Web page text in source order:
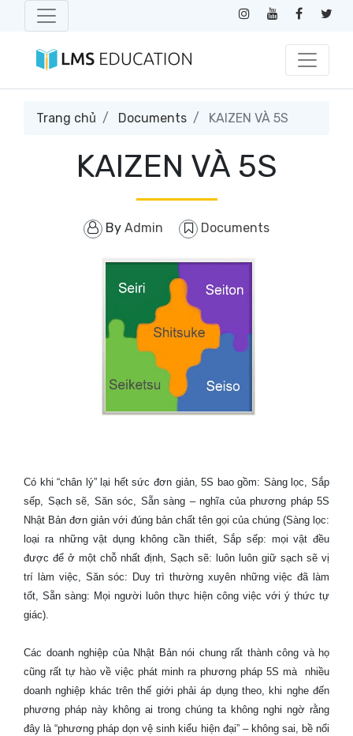
Trang chủ Documents KAIZEN VÀ 5S
KAIZEN VÀ 5S
By Admin Documents
Có khi “chân lý” lại hết sức đơn giản, 5S bao gồm: Sàng lọc, Sắp
sếp, Sạch sẽ, Săn sóc, Sẵn sàng – nghĩa của phương pháp 5S
Nhật Bản đơn giản với đúng bản chất tên gọi của chúng (Sàng lọc:
loại ra những vật dụng không cần thiết, Sắp sếp: mọi vật đều
được để ở một chỗ nhất định, Sạch sẽ: luôn luôn giữ sạch sẽ vị
trí làm việc, Săn sóc: Duy trì thường xuyên những việc đã làm
tốt, Sẵn sàng: Mọi người luôn thực hiện công việc với ý thức tự
giác).
Các doanh nghiệp của Nhật Bản nói chung rất thành công và họ
cũng rất tự hào về việc phát minh ra phương pháp 5S mà nhiều
doanh nghiệp khác trên thế giới phải áp dụng theo, khi nghe đến
phương pháp này không ai trong chúng ta không nghi ngờ rằng
đây là “phương pháp dọn vệ sinh kiểu hiện đại” – không sai, bề nổi